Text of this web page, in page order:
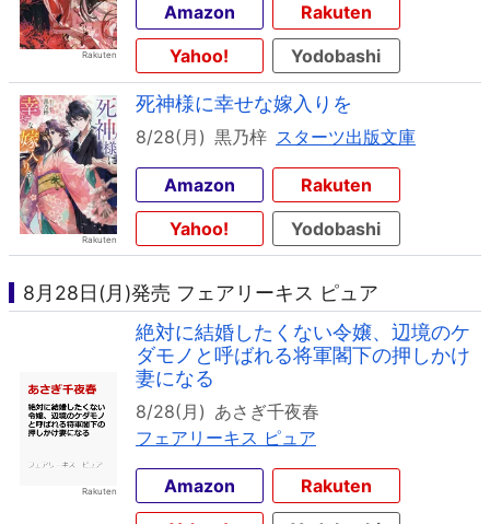
Amazon
Rakuten
Yahoo!
Yodobashi
死神様に幸せな嫁入りを
8/28(月) 黒乃梓 スターツ出版文庫
Amazon
Rakuten
Yahoo!
Yodobashi
8月28日(月)発売 フェアリーキス ピュア
絶対に結婚したくない令嬢、辺境のケ
ダモノと呼ばれる将軍閣下の押しかけ
妻になる
8/28(月) あさぎ千夜春
フェアリーキス ピュア
Amazon
Rakuten